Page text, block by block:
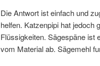
Die Antwort ist einfach und
helfen. Katzenpipi hat jedoch
Flüssigkeiten. Sägespäne ist
vom Material ab. Sägemehl